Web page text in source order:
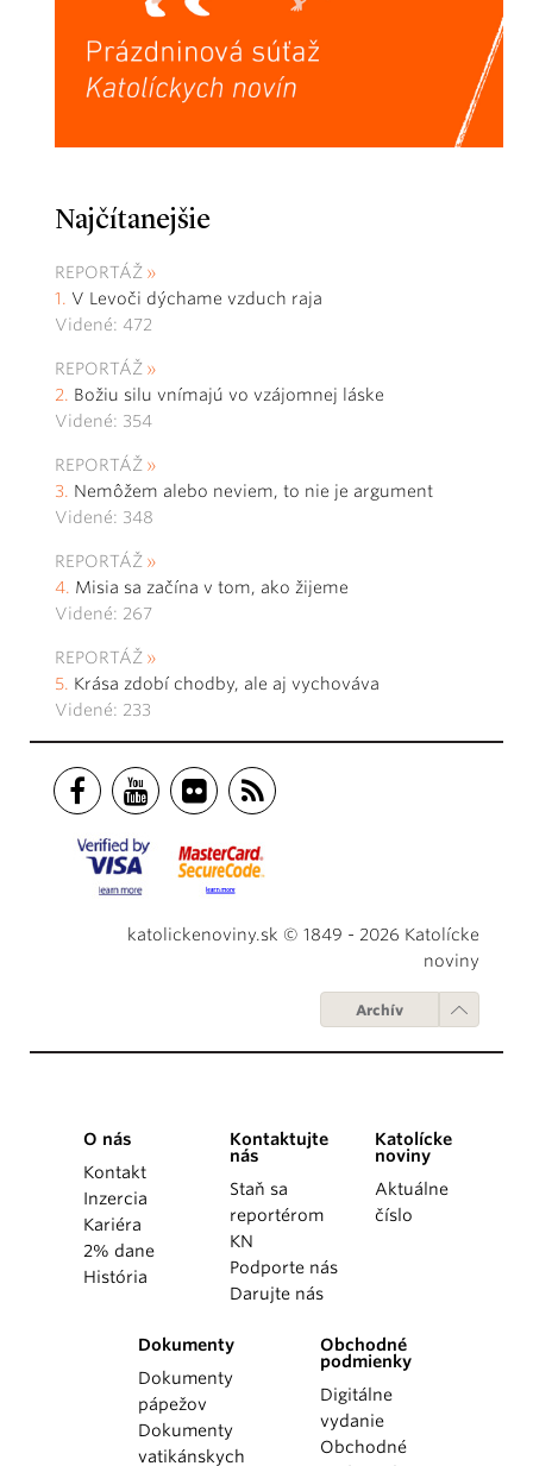
Najčítanejšie
REPORTÁŽ
V Levoči dýchame vzduch raja
Videné: 472
REPORTÁŽ
Božiu silu vnímajú vo vzájomnej láske
Videné: 354
REPORTÁŽ
Nemôžem alebo neviem, to nie je argument
Videné: 348
REPORTÁŽ
Misia sa začína v tom, ako žijeme
Videné: 267
REPORTÁŽ
Krása zdobí chodby, ale aj vychováva
Videné: 233
katolickenoviny.sk © 1849 - 2026 Katolícke
noviny
Archív
O nás
Kontakt
Inzercia
Kariéra
2% dane
História
Kontaktujte
nás
Staň sa
reportérom
KN
Podporte nás
Darujte nás
Katolícke
noviny
Aktuálne
číslo
Dokumenty
Dokumenty
pápežov
Dokumenty
vatikánskych
Obchodné
podmienky
Digitálne
vydanie
Obchodné